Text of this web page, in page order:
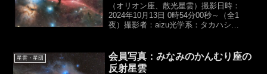
（オリオン座、散光星雲）撮影日時：
2024年10月13日 0時54分00秒～（全1
夜）撮影者：aizu光学系：タカハシ
ASI533MC-Pro露光時間：カラ...
星雲・星団
会員写真：みなみのかんむり座の
反射星雲